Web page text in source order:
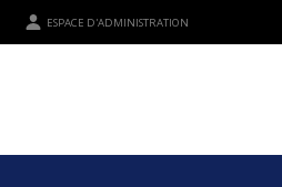
ESPACE D'ADMINISTRATION